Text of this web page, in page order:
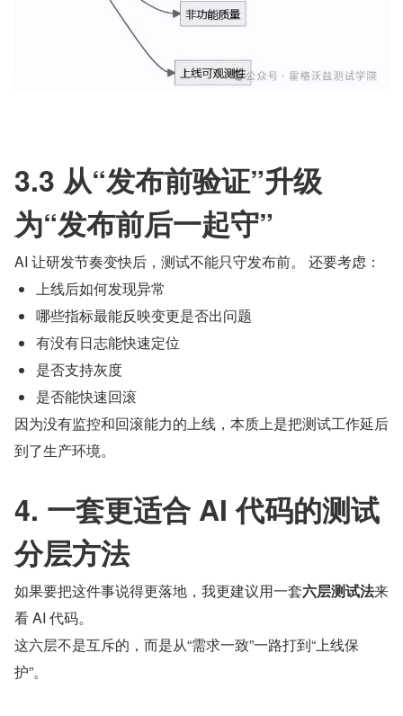
3.3 从“发布前验证”升级
为“发布前后一起守”
AI 让研发节奏变快后，测试不能只守发布前。 还要考虑：
上线后如何发现异常
哪些指标最能反映变更是否出问题
有没有日志能快速定位
是否支持灰度
是否能快速回滚
因为没有监控和回滚能力的上线，本质上是把测试工作延后
到了生产环境。
4. 一套更适合 AI 代码的测试
分层方法
如果要把这件事说得更落地，我更建议用一套六层测试法来
看 AI 代码。
这六层不是互斥的，而是从“需求一致”一路打到“上线保
护”。